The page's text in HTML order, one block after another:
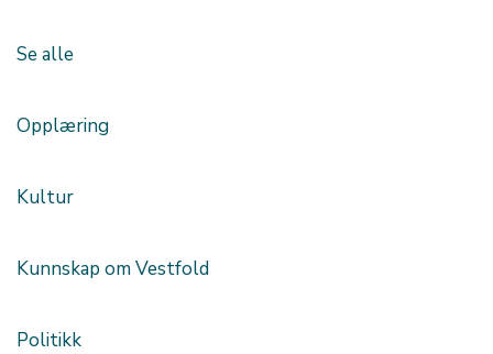
Se alle
Opplæring
Kultur
Kunnskap om Vestfold
Politikk